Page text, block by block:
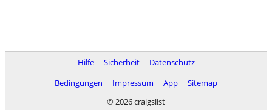
Hilfe Sicherheit
Datenschutz
Bedingungen
Impressum App
Sitemap
© 2026 craigslist